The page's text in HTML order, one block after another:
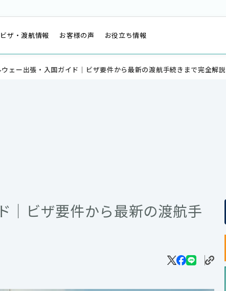
ビザ・渡航情報 お客様の声 お役立ち情報
ウェー出張・入国ガイド｜ビザ要件から最新の渡航手続きまで完全解説
｜ビザ要件から最新の渡航手